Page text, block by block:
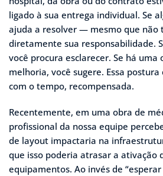
ligado à sua entrega individual. Se
ajuda a resolver — mesmo que não
diretamente sua responsabilidade.
você procura esclarecer. Se há uma
melhoria, você sugere. Essa
com o tempo, recompensada.
Recentemente, em uma obra de
profissional da nossa equipe
de layout impactaria na
que isso poderia atrasar a ativação
equipamentos. Ao invés de